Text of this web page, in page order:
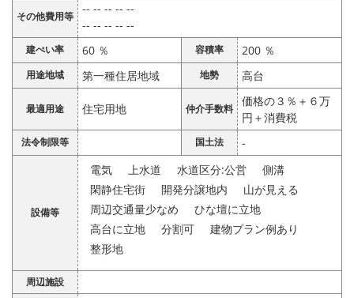
その他費用等
-- -- -- -- --
-- -- -- -- --
建ぺい率 60 ％ 容積率 200 ％
用途地域 第一種住居地域 地勢 高台
最適用途 住宅用地 仲介手数料
価格の３％＋６万
円＋消費税
法令制限等 国土法 -
設備等
電気 上水道 水道区分:公営
側溝
閑静住宅街
開発分譲地内
山が見える
周辺交通量少なめ
ひな壇に立地
高台に立地
分割可
建物プラン例あり
整形地
周辺施設